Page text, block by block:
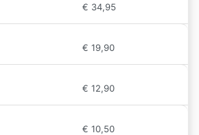
€ 34,95
€ 19,90
€ 12,90
€ 10,50